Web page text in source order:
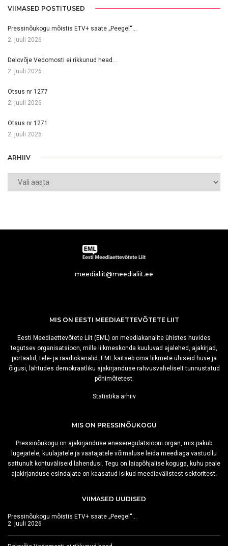
VIIMASED POSTITUSED
Pressinõukogu mõistis ETV+ saate „Peegel“…
2. juuli 2026
Delovõje Vedomosti ei rikkunud head…
2. juuli 2026
Otsus nr 1277
2. juuli 2026
Otsus nr 1271
2. juuli 2026
ARHIIV
meedialiit@meedialiit.ee
MIS ON EESTI MEEDIAETTEVÕTETE LIIT
Eesti Meediaettevõtete Liit (EML) on meediakanalite ühistes huvides
tegutsev organisatsioon, mille liikmeskonda kuuluvad ajalehed, ajakirjad,
portaalid, tele- ja raadiokanalid. EML kaitseb oma liikmete ühiseid huve ja
õigusi, lähtudes demokraatliku ajakirjanduse rahvusvaheliselt tunnustatud
põhimõtetest.
Statistika arhiiv
MIS ON PRESSINÕUKOGU
Pressinõukogu on ajakirjanduse eneseregulatsiooni organ, mis pakub
lugejatele, kuulajatele ja vaatajatele võimaluse leida meediaga vastuollu
sattunult kohtuväliseid lahendusi. Tegu on laiapõhjalise koguga, kuhu peale
ajakirjanduse esindajate on kaasatud isikud meediavälistest sektoritest.
VIIMASED UUDISED
Pressinõukogu mõistis ETV+ saate „Peegel“…
2. juuli 2026